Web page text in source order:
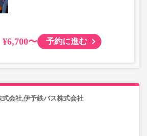
¥6,700〜 予約に進む
式会社,伊予鉄バス株式会社